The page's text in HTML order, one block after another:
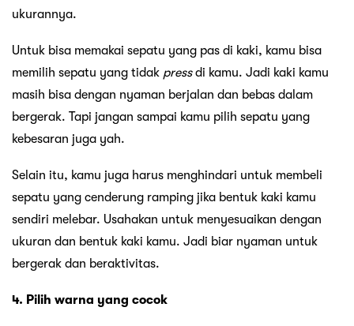
ukurannya.
Untuk bisa memakai sepatu yang pas di kaki, kamu bisa
memilih sepatu yang tidak pressdi kamu. Jadi kaki kamu
masih bisa dengan nyaman berjalan dan bebas dalam
bergerak. Tapi jangan sampai kamu pilih sepatu yang
kebesaran juga yah.
Selain itu, kamu juga harus menghindari untuk membeli
sepatu yang cenderung ramping jika bentuk kaki kamu
sendiri melebar. Usahakan untuk menyesuaikan dengan
ukuran dan bentuk kaki kamu. Jadi biar nyaman untuk
bergerak dan beraktivitas.
4. Pilih warna yang cocok